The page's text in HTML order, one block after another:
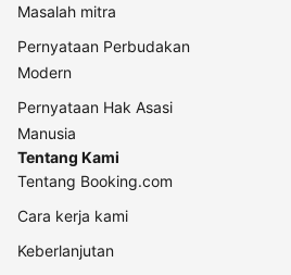
Masalah mitra
Pernyataan Perbudakan
Modern
Pernyataan Hak Asasi
Manusia
Tentang Kami
Tentang Booking.com
Cara kerja kami
Keberlanjutan